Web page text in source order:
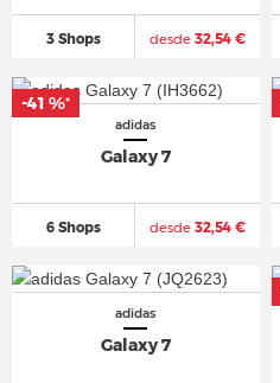
3 Shops desde32,54 €
adidas
Galaxy 7
6 Shops desde32,54 €
-41 %*
adidas
Galaxy 7